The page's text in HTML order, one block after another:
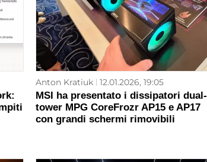
Anton Kratiuk 12.01.2026, 19:05
MSI ha presentato i dissipatori dual-
tower MPG CoreFrozr AP15 e AP17
con grandi schermi rimovibili